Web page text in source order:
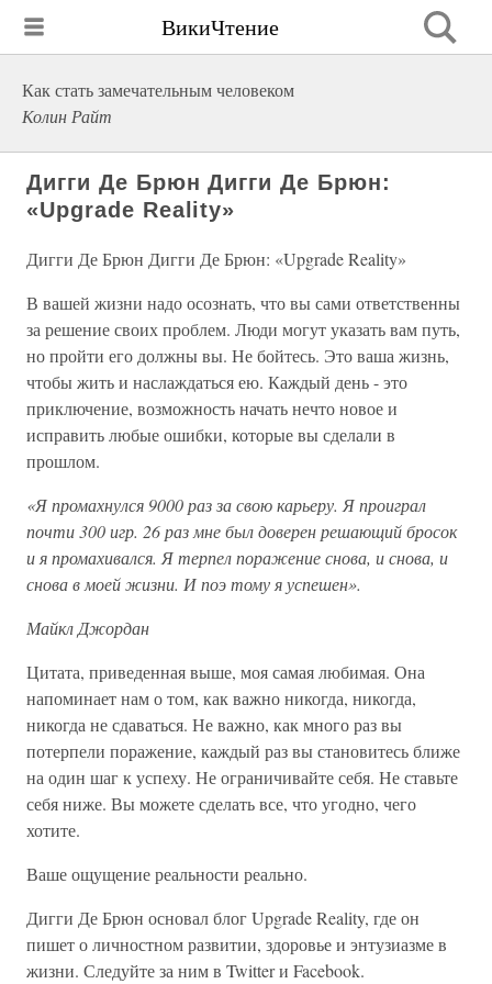
ВикиЧтение
Как стать замечательным человеком
Колин Райт
Дигги Де Брюн Дигги Де Брюн:
«Upgrade Reality»
Дигги Де Брюн Дигги Де Брюн: «Upgrade Reality»
В вашей жизни надо осознать, что вы сами ответственны
за решение своих проблем. Люди могут указать вам путь,
но пройти его должны вы. Не бойтесь. Это ваша жизнь,
чтобы жить и наслаждаться ею. Каждый день - это
приключение, возможность начать нечто новое и
исправить любые ошибки, которые вы сделали в
прошлом.
«Я промахнулся 9000 раз за свою карьеру. Я проиграл
почти 300 игр. 26 раз мне был доверен решающий бросок
и я промахивался. Я терпел поражение снова, и снова, и
снова в моей жизни. И поэ тому я успешен».
Майкл Джордан
Цитата, приведенная выше, моя самая любимая. Она
напоминает нам о том, как важно никогда, никогда,
никогда не сдаваться. Не важно, как много раз вы
потерпели поражение, каждый раз вы становитесь ближе
на один шаг к успеху. Не ограничивайте себя. Не ставьте
себя ниже. Вы можете сделать все, что угодно, чего
хотите.
Ваше ощущение реальности реально.
Дигги Де Брюн основал блог Upgrade Reality, где он
пишет о личностном развитии, здоровье и энтузиазме в
жизни. Следуйте за ним в Twitter и Facebook.